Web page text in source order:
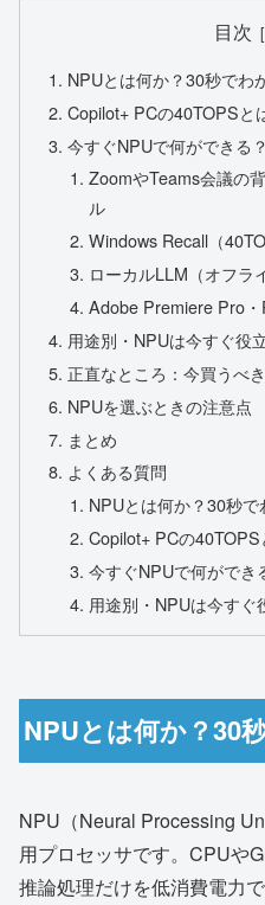
目次
NPUとは何か？30秒でわ
Copilot+ PCの40TOPSと
今すぐNPUで何ができる
ZoomやTeams会議の
ル
Windows Recall（
ローカルLLM（オフラ
Adobe Premiere Pro
用途別・NPUは今すぐ役
正直なところ：今買うべ
NPUを選ぶときの注意点
まとめ
よくある質問
NPUとは何か？30秒で
Copilot+ PCの40TOPS
今すぐNPUで何ができ
用途別・NPUは今すぐ
NPUとは何か？30
NPU（Neural Processing
用プロセッサです。CPUや
推論処理だけを低消費電力